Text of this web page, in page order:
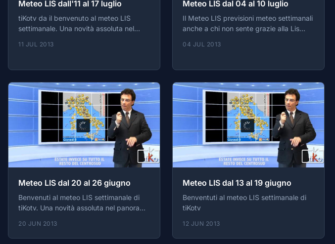
Meteo LIS dall'11 al 17 luglio
tiKotv da il benvenuto al meteo LIS
settimanale. Una novità assoluta nel
11 JUL 2013
Meteo LIS dal 04 al 10 luglio
Il Meteo LIS previsioni meteo settimanali
anche a chi non sente grazie alla Lis
prima emittente web italiana dedicata
visibile su http://www.tikotv.it/lis/145
04 JUL 2013
Meteo LIS dal 20 al 26 giugno
Benvenuti al meteo LIS settimanale di
tiKotv. Una novità assoluta nel panorama
20 JUN 2013
Meteo LIS dal 13 al 19 giugno
Benventuti al meteo LIS settimanale di
tiKotv
12 JUN 2013